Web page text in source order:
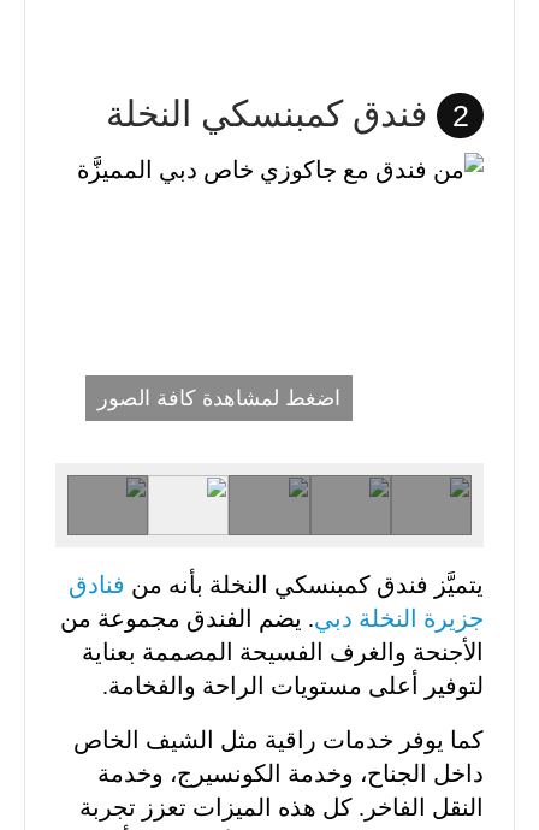
2 فندق كمبنسكي النخلة
اضغط لمشاهدة كافة الصور
يتميَّز فندق كمبنسكي النخلة بأنه من فنادق
جزيرة النخلة دبي. يضم الفندق مجموعة من
الأجنحة والغرف الفسيحة المصممة بعناية
لتوفير أعلى مستويات الراحة والفخامة.
كما يوفر خدمات راقية مثل الشيف الخاص
داخل الجناح، وخدمة الكونسيرج، وخدمة
النقل الفاخر. كل هذه الميزات تعزز تجربة